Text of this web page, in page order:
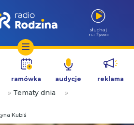
słuchaj
na żywo
ramówka audycje reklama
» Tematy dnia »
Kubiś